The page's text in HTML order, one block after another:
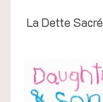
La Dette